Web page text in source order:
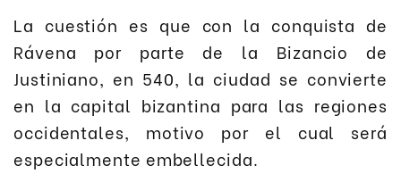
La cuestión es que con la conquista de
Rávena por parte de la Bizancio de
Justiniano, en 540, la ciudad se convierte
en la capital bizantina para las regiones
occidentales, motivo por el cual será
especialmente embellecida.